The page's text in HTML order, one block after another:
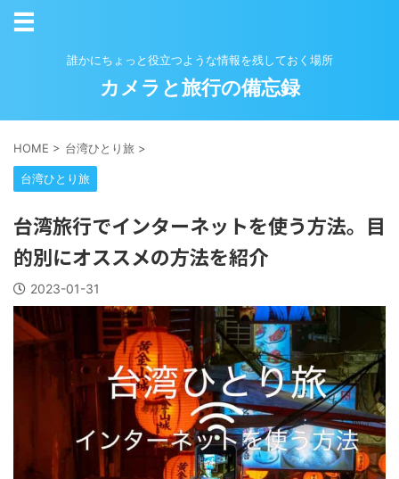
誰かにちょっと役立つような情報を残しておく場所
カメラと旅行の備忘録
HOME > 台湾ひとり旅 >
台湾ひとり旅
台湾旅行でインターネットを使う方法。目
的別にオススメの方法を紹介
2023-01-31